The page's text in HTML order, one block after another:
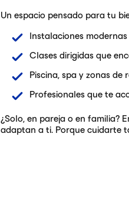
Un espacio pensado para tu
Instalaciones
Clases dirigidas que
Piscina, spa y zonas
Profesionales que te
¿Solo, en pareja o en familia?
adaptan a ti. Porque cuidarte